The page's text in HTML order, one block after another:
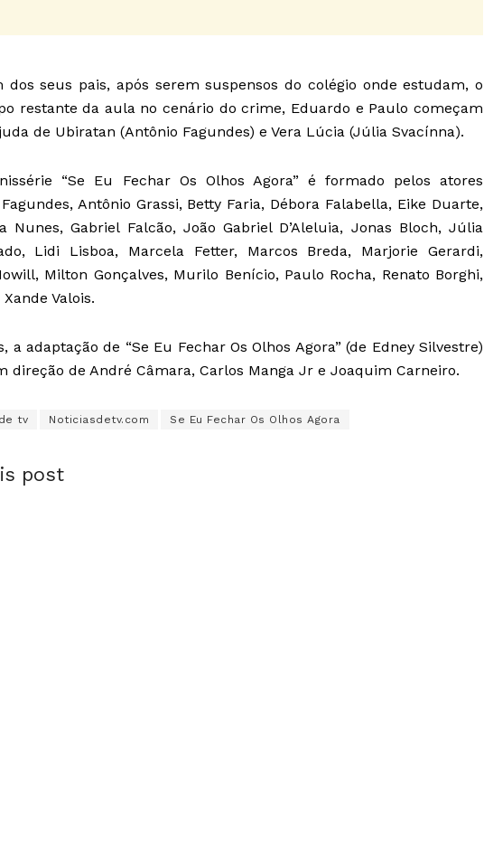
seus pais, após serem suspensos do colégio onde estudam, o
restante da aula no cenário do crime, Eduardo e Paulo começam
de Ubiratan (Antônio Fagundes) e Vera Lúcia (Júlia Svacínna).
“Se Eu Fechar Os Olhos Agora” é formado pelos atores
Antônio Grassi, Betty Faria, Débora Falabella, Eike Duarte,
Nunes, Gabriel Falcão, João Gabriel D’Aleluia, Jonas Bloch, Júlia
Lidi Lisboa, Marcela Fetter, Marcos Breda, Marjorie Gerardi,
Milton Gonçalves, Murilo Benício, Paulo Rocha, Renato Borghi,
Valois.
a adaptação de “Se Eu Fechar Os Olhos Agora” (de Edney Silvestre)
direção de André Câmara, Carlos Manga Jr e Joaquim Carneiro.
tv Noticiasdetv.com Se Eu Fechar Os Olhos Agora
post